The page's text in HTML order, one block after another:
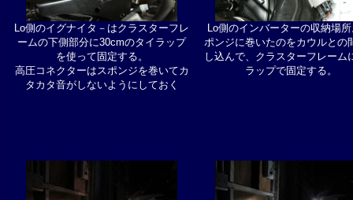
Lo側のイグナイタ－はクラスターフレ
ームの下側部分に30cmのタイラップ
を使って固定する。
高圧コネクターはスポンジを巻いてカ
タカタ音がしないようにしておく
Lo側のインバーターの収納場
ポンジに巻いたのをカウルとの
し込んで、クラスターフレーム
ラップで固定する。